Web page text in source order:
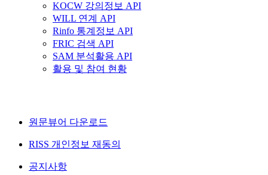
KOCW 강의정보 API
WILL 연계 API
Rinfo 통계정보 API
FRIC 검색 API
SAM 분석활용 API
활용 및 참여 현황
원문뷰어 다운로드
RISS 개인정보 재동의
공지사항